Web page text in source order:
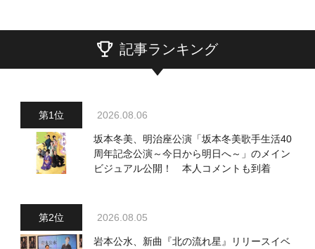
記事ランキング
2026.08.06
坂本冬美、明治座公演「坂本冬美歌手生活40
周年記念公演～今日から明日へ～」のメイン
ビジュアル公開！ 本人コメントも到着
2026.08.05
岩本公水、新曲『北の流れ星』リリースイベ